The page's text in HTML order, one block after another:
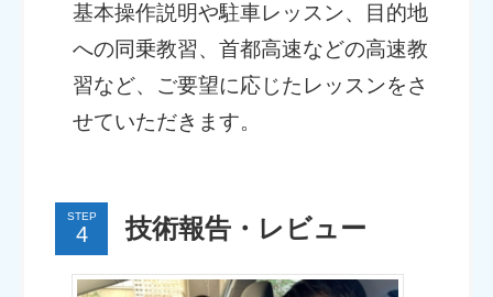
基本操作説明や駐車レッスン、目的地
への同乗教習、首都高速などの高速教
習など、ご要望に応じたレッスンをさ
せていただきます。
STEP 技術報告・レビュー